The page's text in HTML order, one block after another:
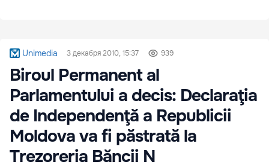
Unimedia 3 декабря 2010, 15:37 939
Biroul Permanent al
Parlamentului a decis: Declaraţia
de Independenţă a Republicii
Moldova va fi păstrată la
Trezoreria Băncii N